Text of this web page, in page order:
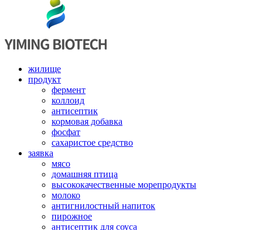
жилище
продукт
фермент
коллоид
антисептик
кормовая добавка
фосфат
сахаристое средство
заявка
мясо
домашняя птица
высококачественные морепродукты
молоко
антигнилостный напиток
пирожное
антисептик для соуса